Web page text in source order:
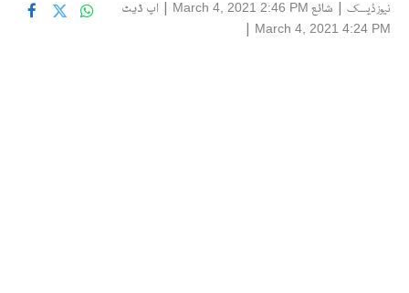
نیوز ڈیسک | شائع March 4, 2021 2:46 PM
| اپ ڈیٹ
March 4, 2021 4:24 PM
|